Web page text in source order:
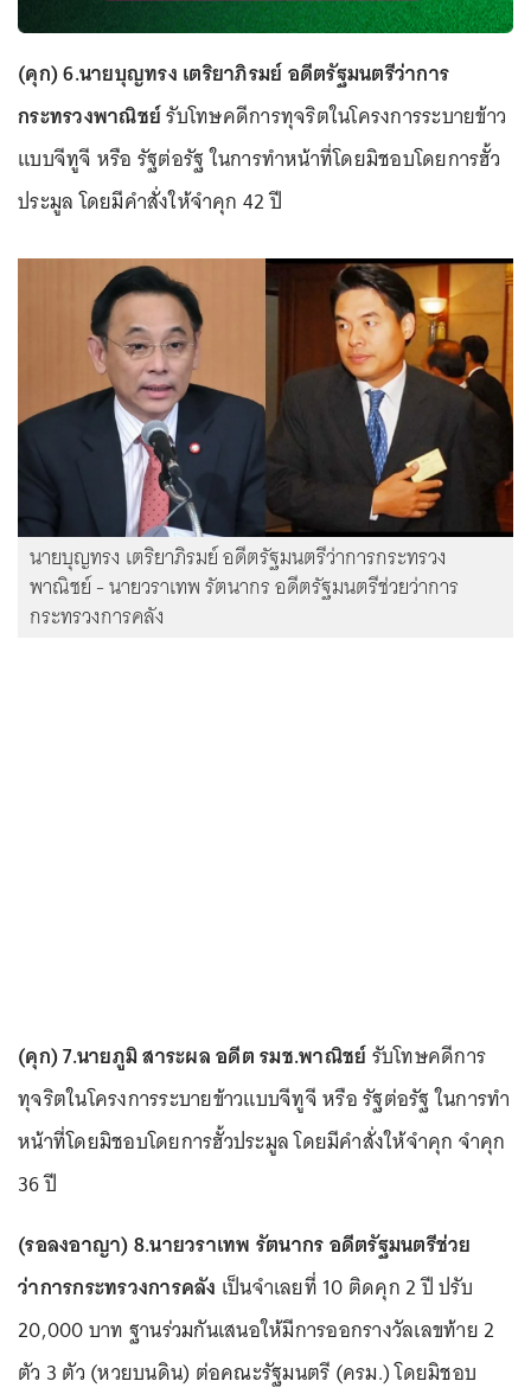
(คุก) 6.นายบุญทรง เตริยาภิรมย์ อดีตรัฐมนตรีว่าการ
กระทรวงพาณิชย์รับโทษคดีการทุจริตในโครงการระบายข้าว
แบบจีทูจี หรือ รัฐต่อรัฐ ในการทำหน้าที่โดยมิชอบโดยการฮั้ว
ประมูล โดยมีคำสั่งให้จำคุก 42 ปี
นายบุญทรง เตริยาภิรมย์ อดีตรัฐมนตรีว่าการกระทรวง
พาณิชย์ - นายวราเทพ รัตนากร อดีตรัฐมนตรีช่วยว่าการ
กระทรวงการคลัง
(คุก) 7.นายภูมิ สาระผล อดีต รมช.พาณิชย์รับโทษคดีการ
ทุจริตในโครงการระบายข้าวแบบจีทูจี หรือ รัฐต่อรัฐ ในการทำ
หน้าที่โดยมิชอบโดยการฮั้วประมูล โดยมีคำสั่งให้จำคุก จำคุก
36 ปี
(รอลงอาญา) 8.นายวราเทพ รัตนากร อดีตรัฐมนตรีช่วย
ว่าการกระทรวงการคลัง เป็นจำเลยที่ 10 ติดคุก 2 ปี ปรับ
20,000 บาท ฐานร่วมกันเสนอให้มีการออกรางวัลเลขท้าย 2
ตัว 3 ตัว (หวยบนดิน) ต่อคณะรัฐมนตรี (ครม.) โดยมิชอบ